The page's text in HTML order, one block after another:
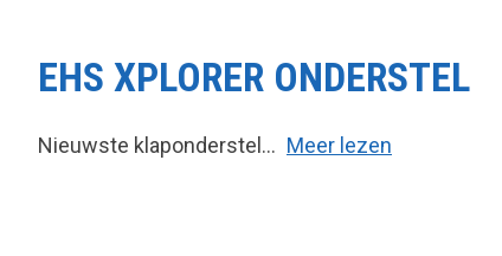
EHS XPLORER ONDERSTEL
Nieuwste klaponderstel... Meer lezen